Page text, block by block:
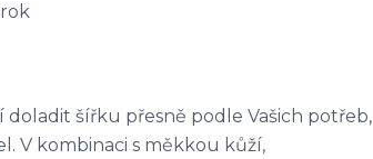
doladit šířku přesně podle Vašich potřeb,
V kombinaci s měkkou kůží,